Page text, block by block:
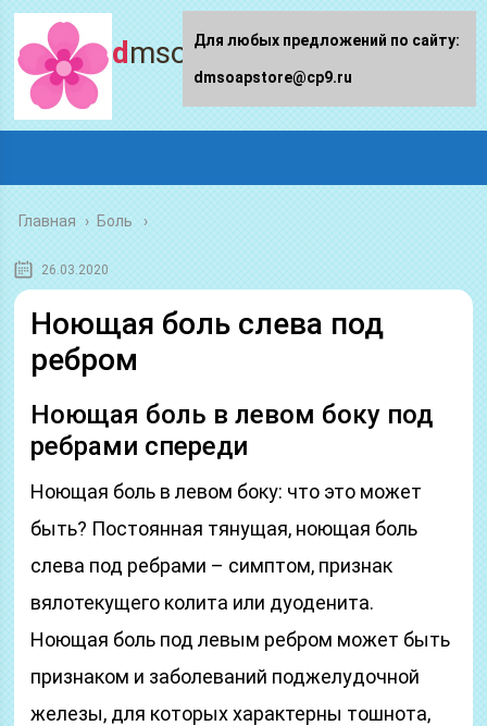
dmsoapstore.ru
Главная › Боль
26.03.2020
Ноющая боль слева под
ребром
Ноющая боль в левом боку под
ребрами спереди
Ноющая боль в левом боку: что это может
быть? Постоянная тянущая, ноющая боль
слева под ребрами – симптом, признак
вялотекущего колита или дуоденита.
Ноющая боль под левым ребром может быть
признаком и заболеваний поджелудочной
железы, для которых характерны тошнота,
Для любых предложений по сайту:
dmsoapstore@cp9.ru